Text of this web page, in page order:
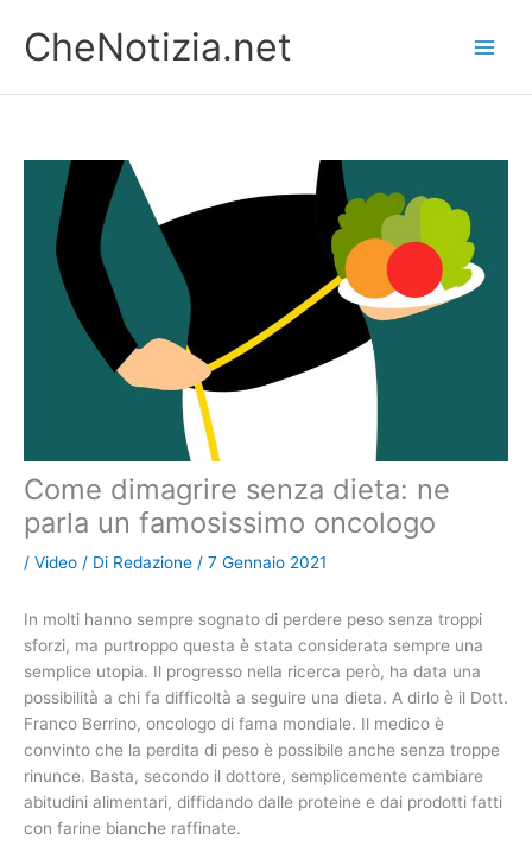
contenuto
CheNotizia.net
Come dimagrire senza dieta: ne
parla un famosissimo oncologo
/ Video / Di Redazione / 7 Gennaio 2021
In molti hanno sempre sognato di perdere peso senza troppi
sforzi, ma purtroppo questa è stata considerata sempre una
semplice utopia. Il progresso nella ricerca però, ha data una
possibilità a chi fa difficoltà a seguire una dieta. A dirlo è il Dott.
Franco Berrino, oncologo di fama mondiale. Il medico è
convinto che la perdita di peso è possibile anche senza troppe
rinunce. Basta, secondo il dottore, semplicemente cambiare
abitudini alimentari, diffidando dalle proteine e dai prodotti fatti
con farine bianche raffinate.